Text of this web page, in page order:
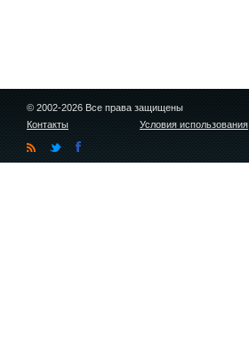
© 2002-2026 Все права защищены
Контакты
Условия использования